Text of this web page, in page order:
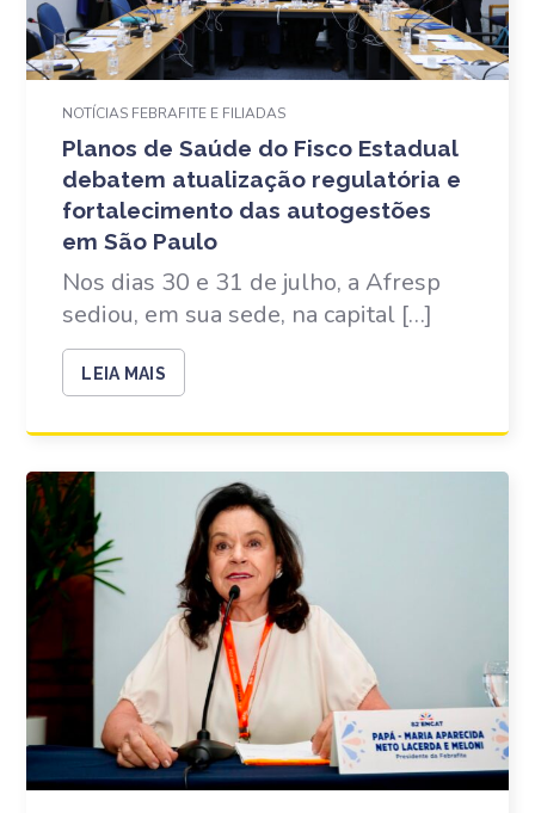
NOTÍCIAS FEBRAFITE E FILIADAS
Planos de Saúde do Fisco Estadual
debatem atualização regulatória e
fortalecimento das autogestões
em São Paulo
Nos dias 30 e 31 de julho, a Afresp
sediou, em sua sede, na capital […]
LEIA MAIS